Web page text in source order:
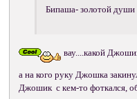
Бипаша- золотой души
вау....какой
а на кого руку Джошка
Джошик с кем-то фоткался,